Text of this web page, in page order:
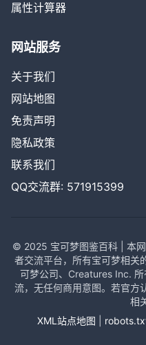
属性计算器
网站服务
关于我们
网站地图
免责声明
隐私政策
联系我们
QQ交流群: 571915399
© 2025 宝可梦图鉴百科 | 本
者交流平台，所有宝可梦相关
可梦公司、Creatures Inc.
流，无任何商用意图。若官方
相
XML站点地图